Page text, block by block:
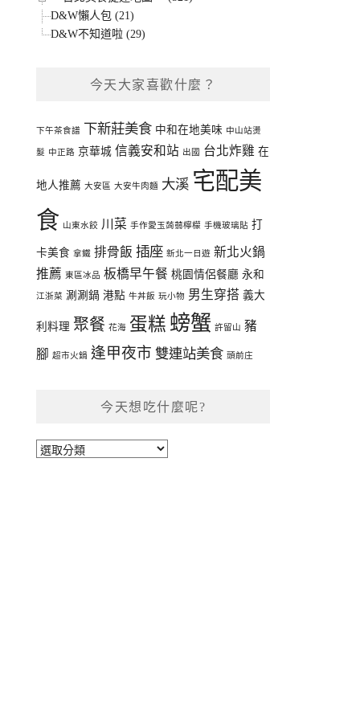
D&W懶人包 (21)
D&W不知道啦 (29)
今天大家喜歡什麼？
下午茶食譜 下新莊美食 中和在地美味 中山站燙
髮 中正路 京華城 信義安和站 出國 台北炸雞 在
地人推薦 大安區 大安牛肉麵 大溪 宅配美
食 山東水餃 川菜 手作愛玉蒟蒻檸檬 手機玻璃貼 打
卡美食 拿鐵 排骨飯 插座 新北一日遊 新北火鍋
推薦 東區冰品 板橋早午餐 桃園情侶餐廳 永和
江浙菜 涮涮鍋 港點 牛丼飯 玩小物 男生穿搭 義大
利料理 聚餐 花海 蛋糕 螃蟹 許留山 豬
腳 超市火鍋 逢甲夜市 雙連站美食 頭前庄
今天想吃什麼呢?
今